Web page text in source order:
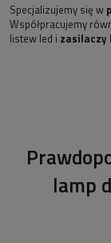
Specjalizujemy się w
Współpracujemy
listew led i zasilaczy
lamp